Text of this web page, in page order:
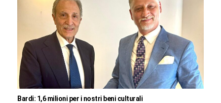
Bardi: 1,6 milioni per i nostri beni culturali